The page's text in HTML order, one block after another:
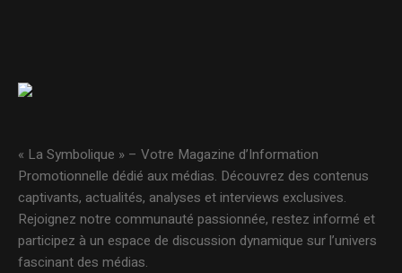
« La Symbolique » – Votre Magazine d’Information
Promotionnelle dédié aux médias. Découvrez des contenus
captivants, actualités, analyses et interviews exclusives.
Rejoignez notre communauté passionnée, restez informé et
participez à un espace de discussion dynamique sur l’univers
fascinant des médias.